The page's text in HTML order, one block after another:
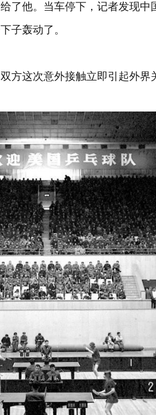
了他。当车停下，记者发现中
子轰动了。
这次意外接触立即引起外界